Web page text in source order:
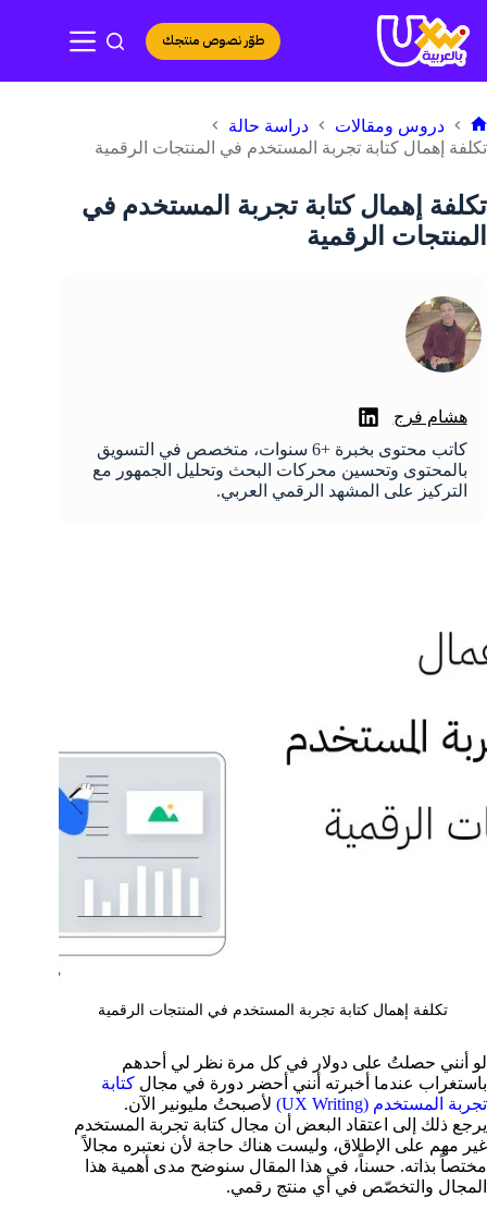
إلى
المحتوى
طوّر نصوص منتجك
الرئيسية
دروس ومقالات
دراسة حالة
تكلفة إهمال كتابة تجربة المستخدم في المنتجات الرقمية
تكلفة إهمال كتابة تجربة المستخدم في
المنتجات الرقمية
هشام فرج
كاتب محتوى بخبرة +6 سنوات، متخصص في التسويق
بالمحتوى وتحسين محركات البحث وتحليل الجمهور مع
التركيز على المشهد الرقمي العربي.
تكلفة إهمال كتابة تجربة المستخدم في المنتجات الرقمية
لو أنني حصلتُ على دولار في كل مرة نظر لي أحدهم
باستغراب عندما أخبرته أنني أحضر دورة في مجال كتابة
تجربة المستخدم (UX Writing)
لأصبحتُ مليونير الآن.
يرجع ذلك إلى اعتقاد البعض أن مجال كتابة تجربة المستخدم
غير مهم على الإطلاق، وليست هناك حاجة لأن نعتبره مجالاً
مختصاً بذاته. حسناً، في هذا المقال سنوضح مدى أهمية هذا
المجال والتخصّص في أي منتج رقمي.